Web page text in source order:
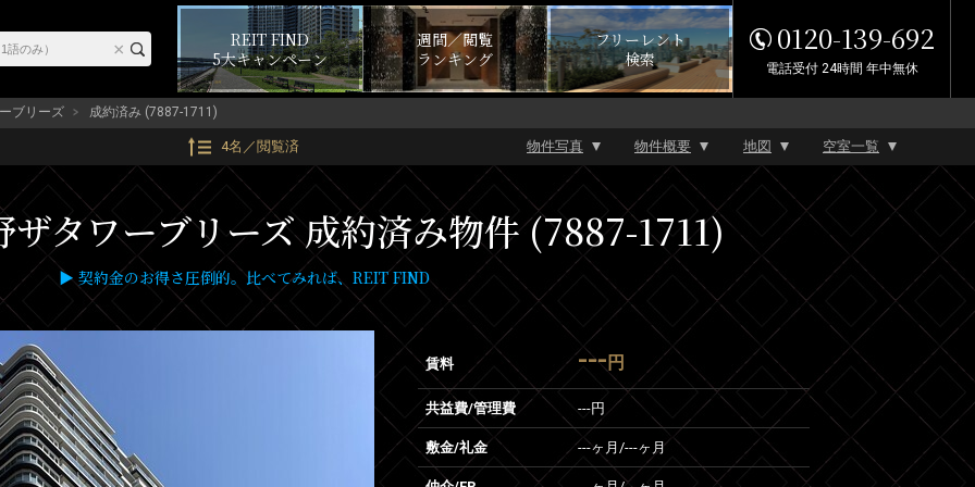
REIT FIND
5大キャンペーン
週間／閲覧
ランキング
フリーレント
検索
0120-139-692
電話受付 24時間 年中無休
ブリーズ 成約済み (7887-1711)
4名／閲覧済 物件写真 物件概要 地図 空室一覧
ザタワーブリーズ 成約済み物件 (7887-1711)
▶ 契約金のお得さ圧倒的。比べてみれば、REIT FIND
賃料 --- 円
共益費/管理費 ---円
敷金/礼金 ---ヶ月 /---ヶ月